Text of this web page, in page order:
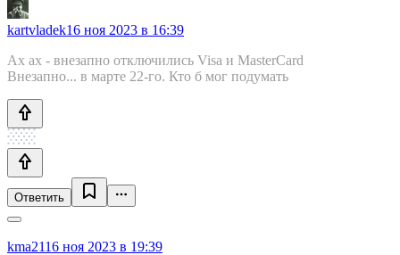
kartvladek16 ноя 2023 в 16:39
Ах ах - внезапно отключились Visa и MasterCard
Внезапно... в марте 22-го. Кто б мог подумать
Ответить
kma2116 ноя 2023 в 19:39